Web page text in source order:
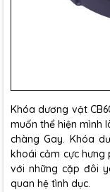
Khóa dương vật
muốn thể hiện mình
chàng Gay. Khóa
khoái cảm cực hưng
với những cặp đôi
quan hệ tình dục.